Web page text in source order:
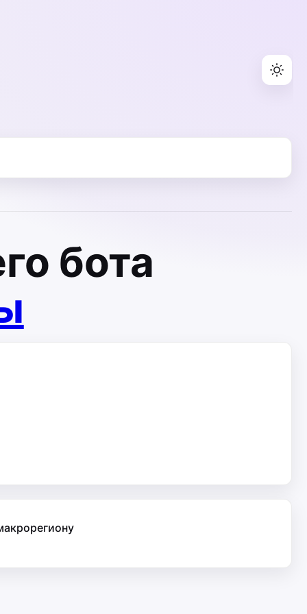
бота